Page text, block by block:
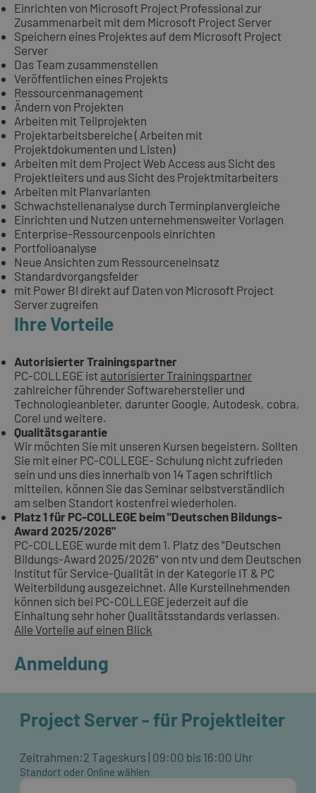
Einrichten von Microsoft Project Professional zur
Zusammenarbeit mit dem Microsoft Project Server
Speichern eines Projektes auf dem Microsoft Project
Server
Das Team zusammenstellen
Veröffentlichen eines Projekts
Ressourcenmanagement
Ändern von Projekten
Arbeiten mit Teilprojekten
Projektarbeitsbereiche ( Arbeiten mit
Projektdokumenten und Listen)
Arbeiten mit dem Project Web Access aus Sicht des
Projektleiters und aus Sicht des Projektmitarbeiters
Arbeiten mit Planvarianten
Schwachstellenanalyse durch Terminplanvergleiche
Einrichten und Nutzen unternehmensweiter Vorlagen
Enterprise-Ressourcenpools einrichten
Portfolioanalyse
Neue Ansichten zum Ressourceneinsatz
Standardvorgangsfelder
mit Power BI direkt auf Daten von Microsoft Project
Server zugreifen
Ihre Vorteile
Autorisierter Trainingspartner
PC-COLLEGE ist autorisierter Trainingspartner
zahlreicher führender Softwarehersteller und
Technologieanbieter, darunter Google, Autodesk, cobra,
Corel und weitere.
Qualitätsgarantie
Wir möchten Sie mit unseren Kursen begeistern. Sollten
Sie mit einer PC-COLLEGE- Schulung nicht zufrieden
sein und uns dies innerhalb von 14 Tagen schriftlich
mitteilen, können Sie das Seminar selbstverständlich
am selben Standort kostenfrei wiederholen.
Platz 1 für PC-COLLEGE beim "Deutschen Bildungs-
Award 2025/2026"
PC-COLLEGE wurde mit dem 1. Platz des "Deutschen
Bildungs-Award 2025/2026" von ntv und dem Deutschen
Institut für Service-Qualität in der Kategorie IT & PC
Weiterbildung ausgezeichnet. Alle Kursteilnehmenden
können sich bei PC-COLLEGE jederzeit auf die
Einhaltung sehr hoher Qualitätsstandards verlassen.
Alle Vorteile auf einen Blick
Anmeldung
Project Server - für Projektleiter
Zeitrahmen:2 Tageskurs | 09:00 bis 16:00 Uhr
Standort oder Online wählen